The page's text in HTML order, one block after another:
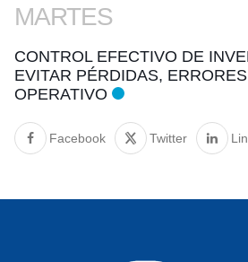
MARTES
CONTROL EFECTIVO DE
EVITAR PÉRDIDAS,
OPERATIVO
Facebook Twitter